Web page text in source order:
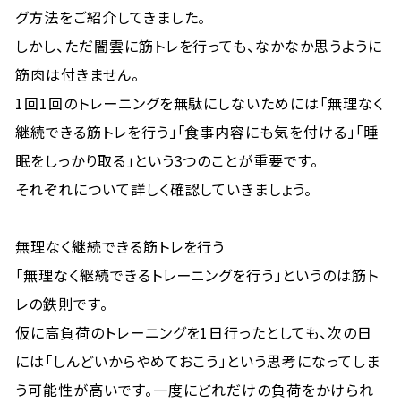
グ方法をご紹介してきました。
しかし、ただ闇雲に筋トレを行っても、なかなか思うように
筋肉は付きません。
1回1回のトレーニングを無駄にしないためには「無理なく
継続できる筋トレを行う」「食事内容にも気を付ける」「睡
眠をしっかり取る」という3つのことが重要です。
それぞれについて詳しく確認していきましょう。
無理なく継続できる筋トレを行う
「無理なく継続できるトレーニングを行う」というのは筋ト
レの鉄則です。
仮に高負荷のトレーニングを1日行ったとしても、次の日
には「しんどいからやめておこう」という思考になってしま
う可能性が高いです。一度にどれだけの負荷をかけられ